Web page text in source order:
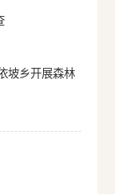
坡乡开展森林